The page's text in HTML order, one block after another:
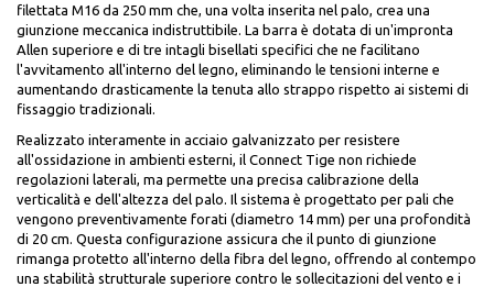
filettata M16 da 250 mm che, una volta inserita nel palo, crea una
giunzione meccanica indistruttibile. La barra è dotata di un'impronta
Allen superiore e di tre intagli bisellati specifici che ne facilitano
l'avvitamento all'interno del legno, eliminando le tensioni interne e
aumentando drasticamente la tenuta allo strappo rispetto ai sistemi di
fissaggio tradizionali.
Realizzato interamente in acciaio galvanizzato per resistere
all'ossidazione in ambienti esterni, il Connect Tige non richiede
regolazioni laterali, ma permette una precisa calibrazione della
verticalità e dell'altezza del palo. Il sistema è progettato per pali che
vengono preventivamente forati (diametro 14 mm) per una profondità
di 20 cm. Questa configurazione assicura che il punto di giunzione
rimanga protetto all'interno della fibra del legno, offrendo al contempo
una stabilità strutturale superiore contro le sollecitazioni del vento e i